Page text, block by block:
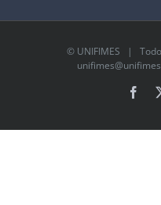
© UNIFIMES |